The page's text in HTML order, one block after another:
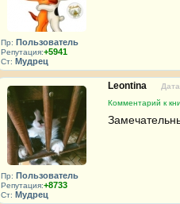
Пр: Пользователь
Репутация:+5941
Ст: Мудрец
Пр: Пользователь
Репутация:+8733
Ст: Мудрец
Leontina
Комментарий к